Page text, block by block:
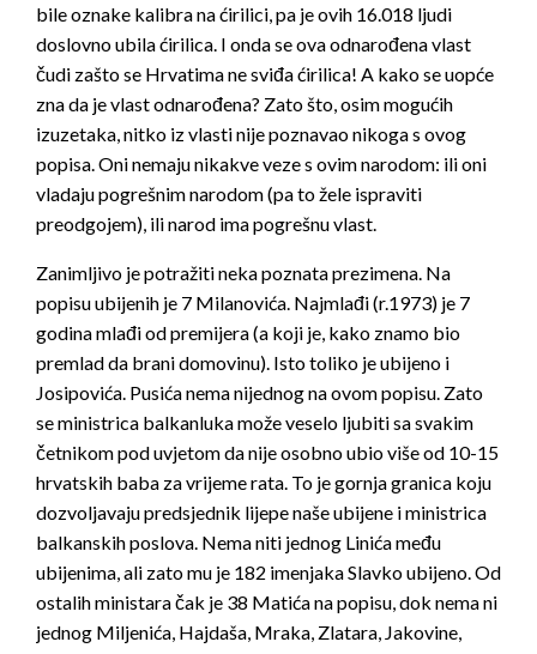
bile oznake kalibra na ćirilici, pa je ovih 16.018 ljudi
doslovno ubila ćirilica. I onda se ova odnarođena vlast
čudi zašto se Hrvatima ne sviđa ćirilica! A kako se uopće
zna da je vlast odnarođena? Zato što, osim mogućih
izuzetaka, nitko iz vlasti nije poznavao nikoga s ovog
popisa. Oni nemaju nikakve veze s ovim narodom: ili oni
vladaju pogrešnim narodom (pa to žele ispraviti
preodgojem), ili narod ima pogrešnu vlast.
Zanimljivo je potražiti neka poznata prezimena. Na
popisu ubijenih je 7 Milanovića. Najmlađi (r.1973) je 7
godina mlađi od premijera (a koji je, kako znamo bio
premlad da brani domovinu). Isto toliko je ubijeno i
Josipovića. Pusića nema nijednog na ovom popisu. Zato
se ministrica balkanluka može veselo ljubiti sa svakim
četnikom pod uvjetom da nije osobno ubio više od 10-15
hrvatskih baba za vrijeme rata. To je gornja granica koju
dozvoljavaju predsjednik lijepe naše ubijene i ministrica
balkanskih poslova. Nema niti jednog Linića među
ubijenima, ali zato mu je 182 imenjaka Slavko ubijeno. Od
ostalih ministara čak je 38 Matića na popisu, dok nema ni
jednog Miljenića, Hajdaša, Mraka, Zlatara, Jakovine,